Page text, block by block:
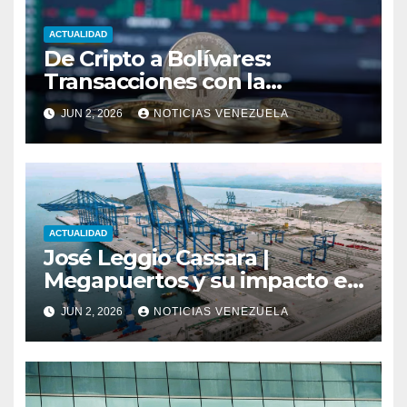
ACTUALIDAD
De Cripto a Bolívares:
Transacciones con la
Tecnología de
Bancaamigable
JUN 2, 2026 NOTICIAS VENEZUELA
ACTUALIDAD
José Leggio Cassara |
Megapuertos y su impacto en
el turismo y el comercio
global
JUN 2, 2026 NOTICIAS VENEZUELA